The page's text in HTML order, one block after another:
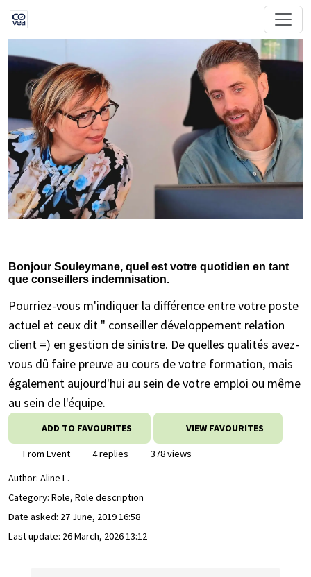
Bonjour Souleymane, quel est votre quotidien en tant
que conseillers indemnisation.
Pourriez-vous m'indiquer la différence entre votre poste
actuel et ceux dit " conseiller développement relation
client =) en gestion de sinistre. De quelles qualités avez-
vous dû faire preuve au cours de votre formation, mais
également aujourd'hui au sein de votre emploi ou même
au sein de l'équipe.
ADD TO FAVOURITES VIEW FAVOURITES
From Event 4 replies
378 views
Author: Aline L.
Category: Role, Role description
Date asked: 27 June, 2019 16:58
Last update: 26 March, 2026 13:12